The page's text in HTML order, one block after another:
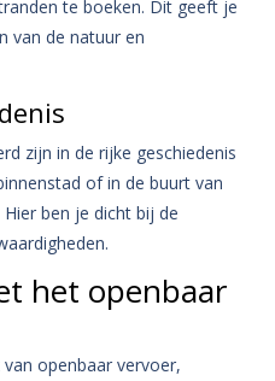
te boeken. Dit geeft je
van de natuur en
zijn in de rijke geschiedenis
of in de buurt van
ben je dicht bij de
het openbaar
openbaar vervoer,